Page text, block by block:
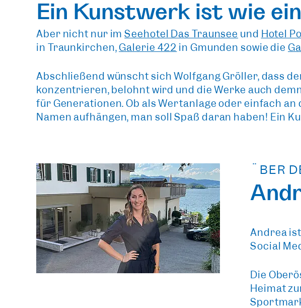
Ein Kunstwerk ist wie
Aber nicht nur imSeehotel Das Traunsee und Hotel
in Traunkirchen,Galerie 422 in Gmunden sowie die
Abschließend wünscht sich Wolfgang Gröller, dass
konzentrieren, belohnt wird und die Werke auch
für Generationen. Ob als Wertanlage oder einfach
Namen aufhängen, man soll Spaß daran haben! Ein
ÜBER
Andrea
Social
Die
Heimat